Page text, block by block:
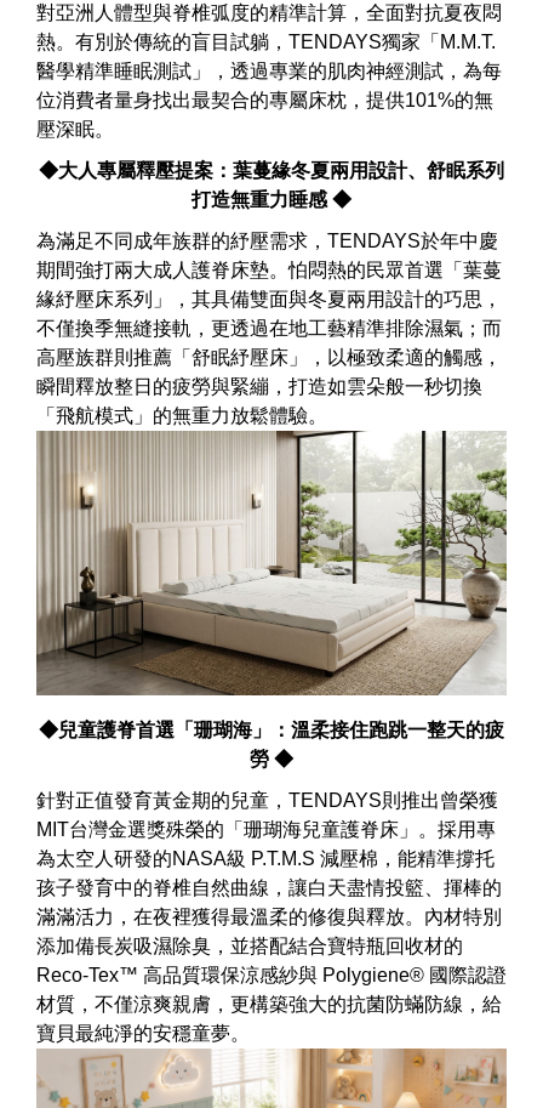
對亞洲人體型與脊椎弧度的精準計算，全面對抗夏夜悶
熱。有別於傳統的盲目試躺，TENDAYS獨家「M.M.T.
醫學精準睡眠測試」，透過專業的肌肉神經測試，為每
位消費者量身找出最契合的專屬床枕，提供101%的無
壓深眠。
◆大人專屬釋壓提案：葉蔓緣冬夏兩用設計、舒眠系列
打造無重力睡感 ◆
為滿足不同成年族群的紓壓需求，TENDAYS於年中慶
期間強打兩大成人護脊床墊。怕悶熱的民眾首選「葉蔓
緣紓壓床系列」，其具備雙面與冬夏兩用設計的巧思，
不僅換季無縫接軌，更透過在地工藝精準排除濕氣；而
高壓族群則推薦「舒眠紓壓床」，以極致柔適的觸感，
瞬間釋放整日的疲勞與緊繃，打造如雲朵般一秒切換
「飛航模式」的無重力放鬆體驗。
◆兒童護脊首選「珊瑚海」：溫柔接住跑跳一整天的疲
勞 ◆
針對正值發育黃金期的兒童，TENDAYS則推出曾榮獲
MIT台灣金選獎殊榮的「珊瑚海兒童護脊床」。採用專
為太空人研發的NASA級 P.T.M.S 減壓棉，能精準撐托
孩子發育中的脊椎自然曲線，讓白天盡情投籃、揮棒的
滿滿活力，在夜裡獲得最溫柔的修復與釋放。內材特別
添加備長炭吸濕除臭，並搭配結合寶特瓶回收材的
Reco-Tex™ 高品質環保涼感紗與 Polygiene® 國際認證
材質，不僅涼爽親膚，更構築強大的抗菌防蟎防線，給
寶貝最純淨的安穩童夢。